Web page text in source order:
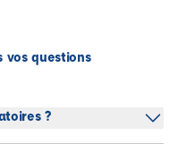
vos questions
?